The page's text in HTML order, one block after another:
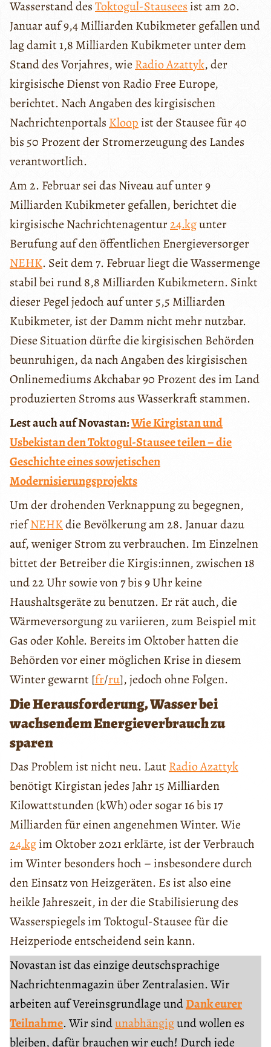
Wasserstand desToktogul-Stauseesist am 20.
Januar auf 9,4 Milliarden Kubikmeter gefallen und
lag damit 1,8 Milliarden Kubikmeter unter dem
Stand des Vorjahres, wie Radio Azattyk, der
kirgisische Dienst von Radio Free Europe,
berichtet. Nach Angaben des kirgisischen
Nachrichtenportals Kloop ist der Stausee für 40
bis 50 Prozent der Stromerzeugung des Landes
verantwortlich.
Am 2. Februar sei das Niveau auf unter 9
Milliarden Kubikmeter gefallen, berichtet die
kirgisische Nachrichtenagentur24.kgunter
Berufung auf den öffentlichen Energieversorger
NEHK. Seit dem 7. Februar liegt die Wassermenge
stabil bei rund 8,8 Milliarden Kubikmetern. Sinkt
dieser Pegel jedoch auf unter 5,5 Milliarden
Kubikmeter, ist der Damm nicht mehr nutzbar.
Diese Situation dürfte die kirgisischen Behörden
beunruhigen, da nach Angaben des kirgisischen
Onlinemediums Akchabar 90 Prozent des im Land
produzierten Stroms aus Wasserkraft stammen.
Lest auch auf Novastan:Wie Kirgistan und
Usbekistan den Toktogul-Stausee teilen – die
Geschichte eines sowjetischen
Modernisierungsprojekts
Um der drohenden Verknappung zu begegnen,
riefNEHKdie Bevölkerung am 28. Januar dazu
auf, weniger Strom zu verbrauchen. Im Einzelnen
bittet der Betreiber die Kirgis:innen, zwischen 18
und 22 Uhr sowie von 7 bis 9 Uhr keine
Haushaltsgeräte zu benutzen. Er rät auch, die
Wärmeversorgung zu variieren, zum Beispiel mit
Gas oder Kohle. Bereits im Oktober hatten die
Behörden vor einer möglichen Krise in diesem
Winter gewarnt [fr/ru], jedoch ohne Folgen.
Die Herausforderung, Wasser bei
wachsendem Energieverbrauch zu
sparen
Das Problem ist nicht neu. LautRadio Azattyk
benötigt Kirgistan jedes Jahr 15 Milliarden
Kilowattstunden (kWh) oder sogar 16 bis 17
Milliarden für einen angenehmen Winter. Wie
24.kgim Oktober 2021 erklärte, ist der Verbrauch
im Winter besonders hoch – insbesondere durch
den Einsatz von Heizgeräten. Es ist also eine
heikle Jahreszeit, in der die Stabilisierung des
Wasserspiegels im Toktogul-Stausee für die
Heizperiode entscheidend sein kann.
Novastan ist das einzige deutschsprachige
Nachrichtenmagazin über Zentralasien. Wir
arbeiten auf Vereinsgrundlage undDank eurer
Teilnahme. Wir sindunabhängigund wollen es
bleiben, dafür brauchen wir euch! Durch jede